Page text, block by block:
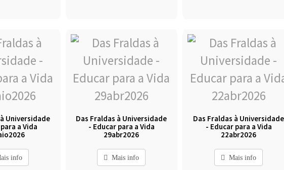
Universidade
a Vida
info
Das Fraldas à Universidade
- Educar para a Vida
29abr2026
Mais info
Das Fraldas à Universidade
- Educar para a Vida
22abr2026
Mais info